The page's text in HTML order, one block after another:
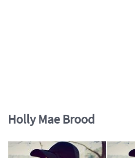
Holly Mae Brood